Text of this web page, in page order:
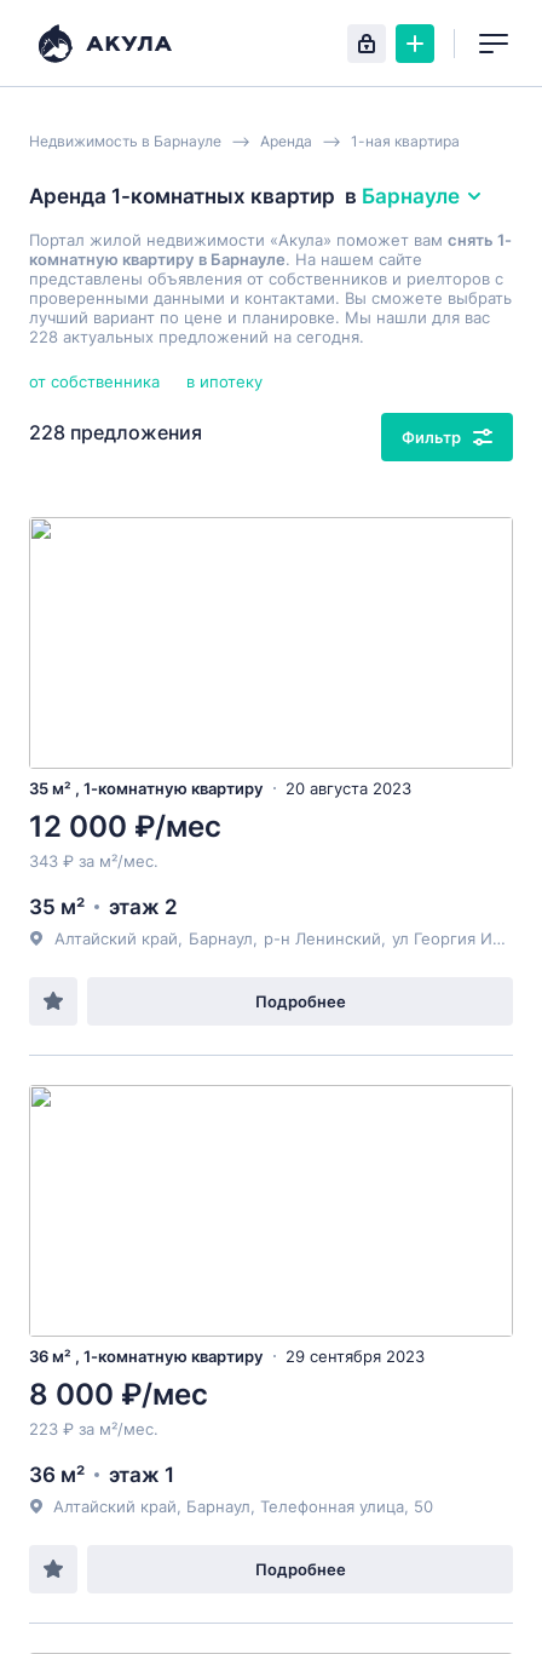
Недвижимость в Барнауле Аренда 1-ная квартира
Аренда 1-комнатных квартир в Барнауле
Портал жилой недвижимости «Акула» поможет вам снять 1-
комнатную квартиру в Барнауле. На нашем сайте
представлены объявления от собственников и риелторов с
проверенными данными и контактами. Вы сможете выбрать
лучший вариант по цене и планировке. Мы нашли для вас
228 актуальных предложений на сегодня.
от собственника в ипотеку
228 предложения Фильтр
35 м² , 1-комнатную квартиру 20 августа 2023
12 000 ₽/мес
343 ₽ за м²/мес.
35 м² этаж 2
Алтайский край Барнаул р-н Ленинский ул Георгия Исакова
Подробнее
36 м² , 1-комнатную квартиру 29 сентября 2023
8 000 ₽/мес
223 ₽ за м²/мес.
36 м² этаж 1
Алтайский край, Барнаул, Телефонная улица, 50
Подробнее